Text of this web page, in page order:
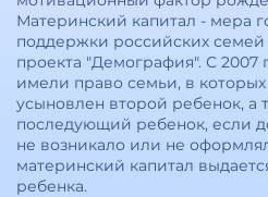
Материнский капитал - мера
поддержки российских семей
проекта "Демография". С 2007
имели право семьи, в
усыновлен второй ребенок, а
последующий ребенок, если
не возникало или не
материнский капитал
ребенка.